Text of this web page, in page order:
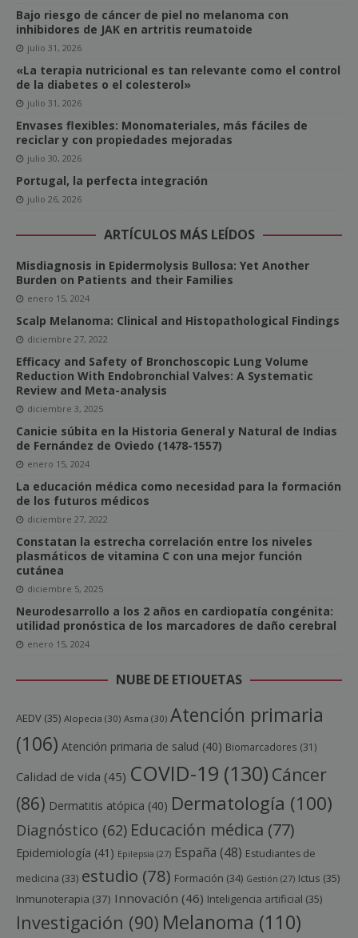
Bajo riesgo de cáncer de piel no melanoma con
inhibidores de JAK en artritis reumatoide
julio 31, 2026
«La terapia nutricional es tan relevante como el control
de la diabetes o el colesterol»
julio 31, 2026
Envases flexibles: Monomateriales, más fáciles de
reciclar y con propiedades mejoradas
julio 30, 2026
Portugal, la perfecta integración
julio 26, 2026
ARTÍCULOS MÁS LEÍDOS
Misdiagnosis in Epidermolysis Bullosa: Yet Another
Burden on Patients and their Families
enero 15, 2024
Scalp Melanoma: Clinical and Histopathological Findings
diciembre 27, 2022
Efficacy and Safety of Bronchoscopic Lung Volume
Reduction With Endobronchial Valves: A Systematic
Review and Meta-analysis
diciembre 3, 2025
Canicie súbita en la Historia General y Natural de Indias
de Fernández de Oviedo (1478-1557)
enero 15, 2024
La educación médica como necesidad para la formación
de los futuros médicos
diciembre 27, 2022
Constatan la estrecha correlación entre los niveles
plasmáticos de vitamina C con una mejor función
cutánea
diciembre 5, 2025
Neurodesarrollo a los 2 años en cardiopatía congénita:
utilidad pronóstica de los marcadores de daño cerebral
enero 15, 2024
NUBE DE ETIQUETAS
AEDV (35) Alopecia (30) Asma (30) Atención primaria
(106) Atención primaria de salud (40) Biomarcadores (31)
Calidad de vida (45) COVID-19 (130) Cáncer
(86) Dermatitis atópica (40) Dermatología (100)
Diagnóstico (62) Educación médica (77)
Epidemiología (41) Epilepsia (27) España (48) Estudiantes de
medicina (33) estudio (78) Formación (34) Gestión (27) Ictus (35)
Inmunoterapia (37) Innovación (46) Inteligencia artificial (35)
Investigación (90) Melanoma (110)